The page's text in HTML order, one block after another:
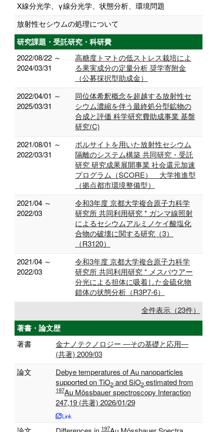
X線分光学、γ線分光学、状態分析、環境問題
放射性セシウムの処理について
研究課題・受託研究・科研費
2022/08/22 ～
2024/03/31
高糖度トマトの低ストレス栽培によ
る果実成分の定量分析 奨学寄附金
（公募採択型助成金）
2022/04/01 ～
2025/03/31
同位体希釈概念を超越する放射性セ
シウム濃縮を伴う最終処分型鉱物の
合成と評価 科学研究費助成事業 基盤
研究(C)
2021/08/01 ～
2022/03/31
ポルサイトを用いた放射性セシウム
隔離のシステム構築 共同研究・受託
研究 研究成果展開事業 社会還元加速
プログラム（SCORE） 大学推進型
（拠点都市環境整備型）
2021/04 ～
2022/03
令和3年度 京都大学複合原子力科学
研究所 共同利用研究 * ガンマ線照射
によるセシウムアルミノケイ酸塩化
合物の破壊に関する研究（3）
（R3120）
2021/04 ～
2022/03
令和3年度 京都大学複合原子力科学
研究所 共同利用研究 * メスバウアー
分光による担体に吸着した金硫化物
錯体の状態分析（R3P7-6）
全件表示（23件）
著書・論文歴
著書
金ナノテクノロジー ―その基礎と応用―
(共著) 2009/03
論文
Debye temperatures of Au nanoparticles
supported on TiO2 and SiO2 estimated from
197Au Mössbauer spectroscopy Interaction
247,19 (共著) 2026/01/29
197